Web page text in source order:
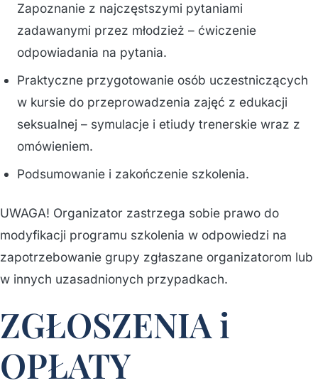
Zapoznanie z najczęstszymi pytaniami
zadawanymi przez młodzież – ćwiczenie
odpowiadania na pytania.
Praktyczne przygotowanie osób uczestniczących
w kursie do przeprowadzenia zajęć z edukacji
seksualnej – symulacje i etiudy trenerskie wraz z
omówieniem.
Podsumowanie i zakończenie szkolenia.
UWAGA! Organizator zastrzega sobie prawo do
modyfikacji programu szkolenia w odpowiedzi na
zapotrzebowanie grupy zgłaszane organizatorom lub
w innych uzasadnionych przypadkach.
ZGŁOSZENIA i
OPŁATY